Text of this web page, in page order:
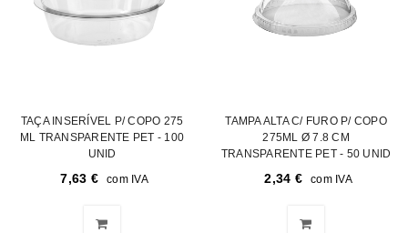
TAÇA INSERÍVEL P/ COPO 275
ML TRANSPARENTE PET - 100
UNID
7,63 € com IVA
TAMPA ALTA C/ FURO P/ COPO
275ML Ø 7.8 CM
TRANSPARENTE PET - 50 UNID
2,34 € com IVA